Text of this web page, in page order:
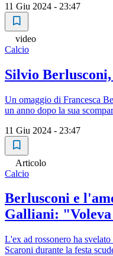
11 Giu 2024 - 23:47
video
Calcio
Silvio
Un omaggio di Francesca
un anno dopo la sua
11 Giu 2024 - 23:47
Articolo
Calcio
Berlusconi e
Galliani:
L'ex ad rossonero ha
Scaroni durante la festa